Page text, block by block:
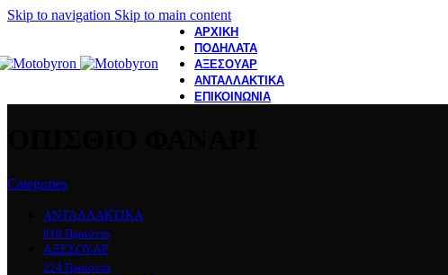
Skip to navigation Skip to main content
ΑΡΧΙΚΗ
ΠΟΔΗΛΑΤΑ
ΑΞΕΣΟΥΑΡ
ΑΝΤΑΛΛΑΚΤΙΚΑ
ΕΠΙΚΟΙΝΩΝΙΑ
Categories
ΑΝΤΑΛΛΑΚΤΙΚΑ
818 Προϊόντα
ΑΞΕΣΟΥAΡ
224 Προϊόντα